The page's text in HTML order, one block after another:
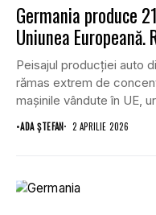
Germania produce
Uniunea Europeană.
Peisajul producției auto
rămas extrem de
mașinile vândute în UE,
•ADA ȘTEFAN 2 APRILIE 2026